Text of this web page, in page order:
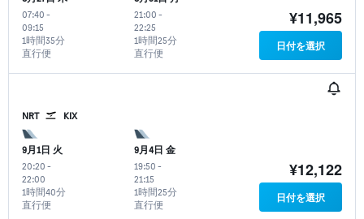
07:40 -
09:15
直行便
1時間35分
21:00 -
22:25
直行便
1時間25分
¥11,965
日付を選択
NRT KIX
9月1日 火
20:20 -
22:00
直行便
1時間40分
9月4日 金
19:50 -
21:15
直行便
1時間25分
¥12,122
日付を選択